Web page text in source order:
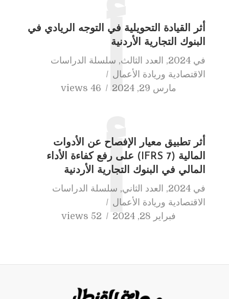
أثر القيادة التحويلية في التوجه الريادي في
البنوك التجارية الأردنية
في 2024
, العدد الثالث, سلسلة الدراسات
الاقتصادية وريادة الأعمال
مارس 29, 2024
46 viewsأ
أثر تطبيق معيار الإفصاح عن الأدوات
المالية (IFRS 7) على رفع كفاءة الأداء
المالي في البنوك التجارية الأردنية
في 2024
, العدد الثاني, سلسلة الدراسات
الاقتصادية وريادة الأعمال
فبراير 28, 2024
52 viewsأ